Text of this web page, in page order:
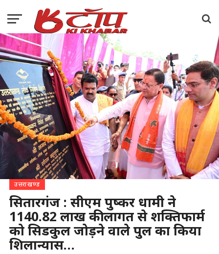
उत्तराखण्ड
सितारगंज : सीएम पुष्कर धामी ने
1140.82 लाख की लागत से शक्तिफार्म
को सिडकुल जोड़ने वाले पुल का किया
शिलान्यास…